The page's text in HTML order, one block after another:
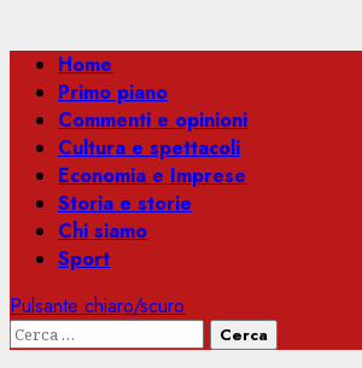
Menu
principale
Home
Primo piano
Commenti e opinioni
Cultura e spettacoli
Economia e Imprese
Storia e storie
Chi siamo
Sport
Pulsante chiaro/scuro
Ricerca